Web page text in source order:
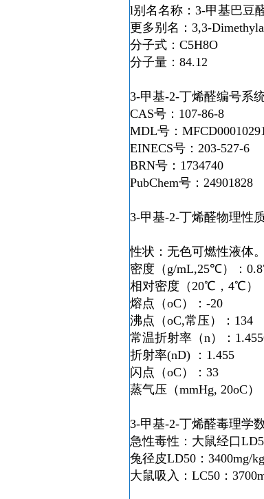
l别名名称：3-甲基巴豆
更多别名：3,3-
分子式：C5H8O
分子量：84.12
3-甲基-2-丁烯醛编号系
CAS号：107-86-8
MDL号：
EINECS号：203-527-6
BRN号：1734740
PubChem号：24901828
3-甲基-2-丁烯醛物理性
性状：无色可燃性液体。
密度（g/mL,25℃）：
相对密度（20℃，4℃）
熔点（oC）：-20
沸点（oC,常压）：134
常温折射率（n）：
折射率(nD) ：1.455
闪点（oC）：33
蒸气压（mmHg, 20oC）
3-甲基-2-丁烯醛毒理学
急性毒性：大鼠经口
兔径皮LD50：3400mg/kg
大鼠吸入：LC50：